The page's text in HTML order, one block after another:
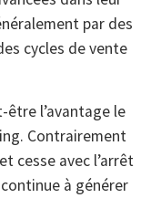
par des
cycles de vente
l’avantage le
Contrairement
cesse avec l’arrêt
à générer